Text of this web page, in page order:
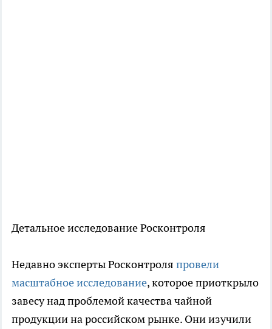
Детальное исследование Росконтроля
Недавно эксперты Росконтроля провели
масштабное исследование, которое приоткрыло
завесу над проблемой качества чайной
продукции на российском рынке. Они изучили